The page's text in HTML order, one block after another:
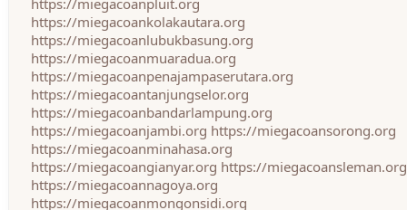
https://miegacoankolakautara.org
https://miegacoanlubukbasung.org
https://miegacoanmuaradua.org
https://miegacoanpenajampaserutara.org
https://miegacoantanjungselor.org
https://miegacoanbandarlampung.org
https://miegacoanjambi.org https://miegacoansorong.org
https://miegacoanminahasa.org
https://miegacoangianyar.org https://miegacoansleman.org
https://miegacoannagoya.org
https://miegacoanmongonsidi.org